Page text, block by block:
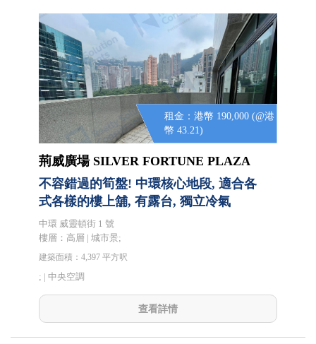
租金：港幣 190,000 (@港
幣 43.21)
荊威廣場 SILVER FORTUNE PLAZA
不容錯過的筍盤! 中環核心地段, 適合各
式各樣的樓上舖, 有露台, 獨立冷氣
中環 威靈頓街 1 號
樓層：高層 | 城市景;
建築面積：4,397 平方呎
; | 中央空調
查看詳情